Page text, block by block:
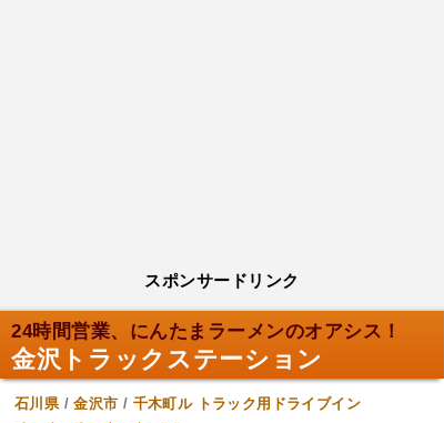
スポンサードリンク
24時間営業、にんたまラーメンのオアシス！
金沢トラックステーション
石川県/金沢市 / 千木町ル トラック用ドライブイン